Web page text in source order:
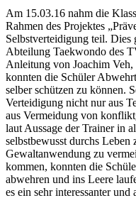
Am 15.03.16 nahm die
Rahmen des Projektes
Selbstverteidigung teil. Dies
Abteilung Taekwondo des
Anleitung von Joachim
konnten die Schüler
selber schützen zu können.
Verteidigung nicht nur aus
aus Vermeidung von
laut Aussage der Trainer in
selbstbewusst durchs Leben
Gewaltanwendung zu
kommen, konnten die
abwehren und ins Leere
es ein sehr interessanter